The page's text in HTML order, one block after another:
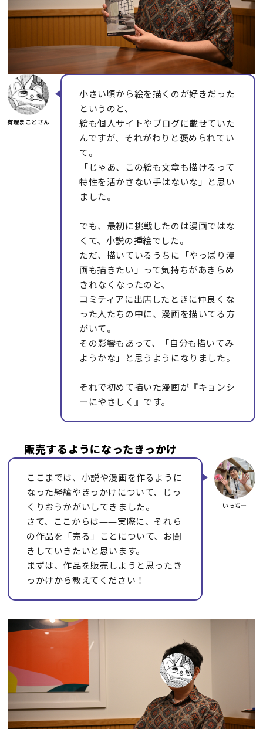
小さい頃から絵を描くのが好きだった
というのと、
絵も個人サイトやブログに載せていた
んですが、それがわりと褒められてい
て。
「じゃあ、この絵も文章も描けるって
特性を活かさない手はないな」と思い
ました。
でも、最初に挑戦したのは漫画ではな
くて、小説の挿絵でした。
ただ、描いているうちに「やっぱり漫
画も描きたい」って気持ちがあきらめ
きれなくなったのと、
コミティアに出店したときに仲良くな
った人たちの中に、漫画を描いてる方
がいて。
その影響もあって、「自分も描いてみ
ようかな」と思うようになりました。
それで初めて描いた漫画が『キョンシ
ーにやさしく』です。
販売するようになったきっかけ
ここまでは、小説や漫画を作るように
なった経緯やきっかけについて、じっ
くりおうかがいしてきました。
さて、ここからは――実際に、それら
の作品を「売る」ことについて、お聞
きしていきたいと思います。
まずは、作品を販売しようと思ったき
っかけから教えてください！